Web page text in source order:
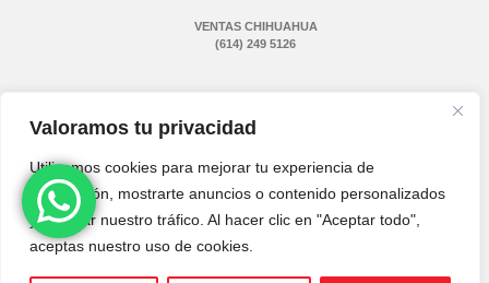
Valoramos tu privacidad
Utilizamos cookies para mejorar tu experiencia de
navegación, mostrarte anuncios o contenido personalizados
y analizar nuestro tráfico. Al hacer clic en "Aceptar todo",
aceptas nuestro uso de cookies.
VENTAS CHIHUAHUA
(614) 249 5126
(811) 775 1731
© 2026 | AXI EQUIPOS Y COCINAS INDUSTRIALES S.A. DE C.V.